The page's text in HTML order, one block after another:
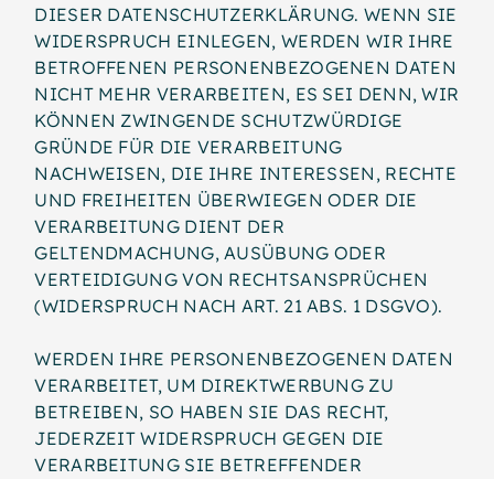
DIESER DATENSCHUTZERKLÄRUNG. WENN SIE
WIDERSPRUCH EINLEGEN, WERDEN WIR IHRE
BETROFFENEN PERSONENBEZOGENEN DATEN
NICHT MEHR VERARBEITEN, ES SEI DENN, WIR
KÖNNEN ZWINGENDE SCHUTZWÜRDIGE
GRÜNDE FÜR DIE VERARBEITUNG
NACHWEISEN, DIE IHRE INTERESSEN, RECHTE
UND FREIHEITEN ÜBERWIEGEN ODER DIE
VERARBEITUNG DIENT DER
GELTENDMACHUNG, AUSÜBUNG ODER
VERTEIDIGUNG VON RECHTSANSPRÜCHEN
(WIDERSPRUCH NACH ART. 21 ABS. 1 DSGVO).
WERDEN IHRE PERSONENBEZOGENEN DATEN
VERARBEITET, UM DIREKTWERBUNG ZU
BETREIBEN, SO HABEN SIE DAS RECHT,
JEDERZEIT WIDERSPRUCH GEGEN DIE
VERARBEITUNG SIE BETREFFENDER